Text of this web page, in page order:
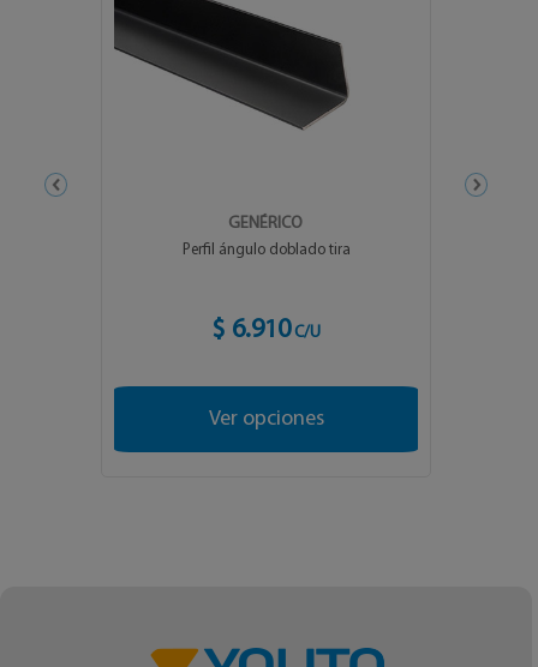
GENÉRICO
Perfil ángulo doblado tira
$ 6.910 C/U
Ver opciones